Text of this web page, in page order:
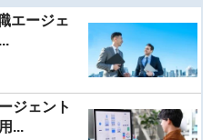
エージェ
ジェント
...